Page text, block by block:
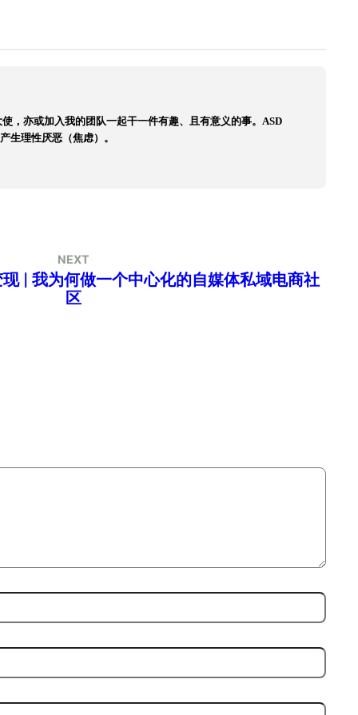
，亦或加入我的团队一起干一件有趣、且有意义的事。ASD
生理性厌恶（焦虑）。
NEXT
| 我为何做一个中心化的自媒体私域电商社
区